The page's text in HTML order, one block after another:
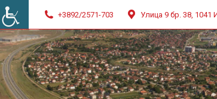
+3892/2571-703 Улица 9 бр. 38, 1041